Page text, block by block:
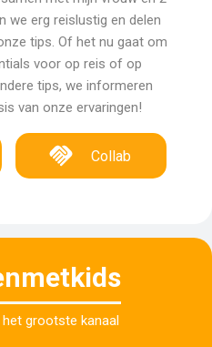
we erg reislustig en delen
tips. Of het nu gaat om
voor op reis of op
tips, we informeren
van onze ervaringen!
Collab
grootste kanaal